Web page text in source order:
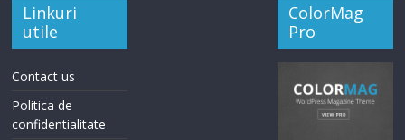
Linkuri
utile
Contact us
Politica de
confidentialitate
ColorMag
Pro